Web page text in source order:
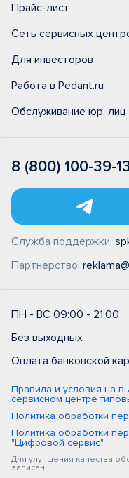
Прайс-лист
Сеть сервисных
Для инвесторов
Работа в Pedant.ru
Обслуживание юр. лиц
8 (800) 100-39-
Служба поддержки:
Партнерство:
ПН - ВС 09:00 - 21:00
Без выходных
Оплата банковской
Правила и условия на
сервисном центре
Политика обработки
Политика обработки
"Цифровой сервис"
Для улучшения качества
записан